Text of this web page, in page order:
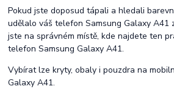
Pokud jste doposud tápali a hledali
udělalo váš telefon Samsung Galaxy A41
jste na správném místě, kde najdete ten
telefon Samsung Galaxy A41.
Vybírat lze kryty, obaly i pouzdra na
Galaxy A41.